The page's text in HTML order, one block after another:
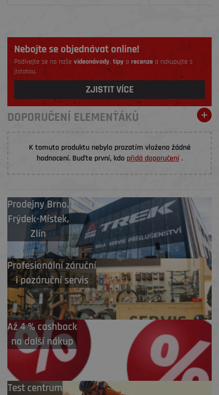
Nebojte se objednávat online!
Podívejte se na naše videonávody,tipy a recenzea nakupujte s
jistotou.
ZJISTIT VÍCE
DOPORUČENÍ ELEMENŤÁKŮ
K tomuto produktu nebylo prozatím vloženo žádné
hodnocení. Buďte první, kdo přidá doporučení.
ProdejnyBrno,
Frýdek-Místek,
Zlín
Profesionální záruční
i pozáruční servis
Až 4 % cashback
na další nákup
Test centrum